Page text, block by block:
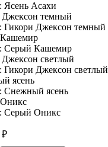
Ясень Асахи
Гикори Джексон темный
Серый Кашемир
Гикори Джексон светлый
Снежный ясень
Серый Оникс
₽